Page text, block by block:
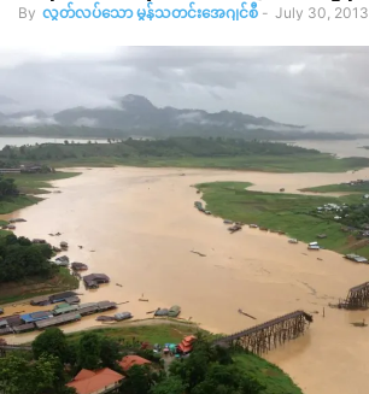
By လွတ်လပ်သော မွန်သတင်းအေဂျင်စီ - July 30, 2013